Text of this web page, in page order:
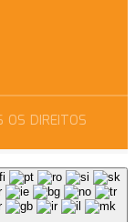
DIREITOS